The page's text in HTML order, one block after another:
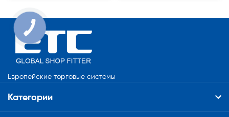
Европейские торговые системы
Категории
КНОПКА
СВЯЗИ